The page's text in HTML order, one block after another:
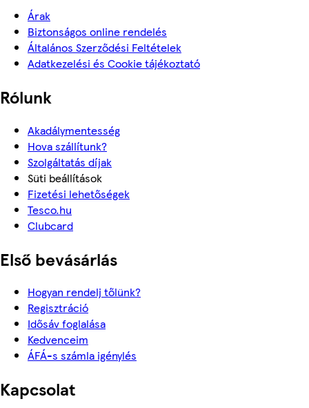
Árak
Biztonságos online rendelés
Általános Szerződési Feltételek
Adatkezelési és Cookie tájékoztató
Rólunk
Akadálymentesség
Hova szállítunk?
Szolgáltatás díjak
Süti beállítások
Fizetési lehetőségek
Tesco.hu
Clubcard
Első bevásárlás
Hogyan rendelj tőlünk?
Regisztráció
Idősáv foglalása
Kedvenceim
ÁFÁ-s számla igénylés
Kapcsolat